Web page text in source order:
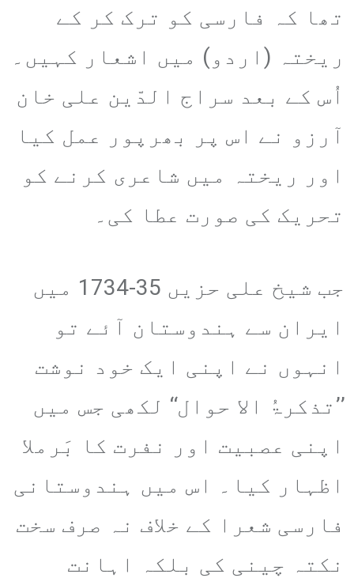
تھا کہ فارسی کو ترک کر کے
ریختہ (اردو) میں اشعار کہیں۔
اُس کے بعد سراج الدّین علی خان
آرزو نے اس پر بھرپور عمل کیا
اور ریختہ میں شاعری کرنے کو
تحریک کی صورت عطا کی۔
جب شیخ علی حزیں 35-1734 میں
ایران سے ہندوستان آئے تو
انہوں نے اپنی ایک خود نوشت
’’تذکرۃُ الا حوال‘‘ لکھی جس میں
اپنی عصبیت اور نفرت کا بَرملا
اظہار کیا۔ اس میں ہندوستانی
فارسی شعرا کے خلاف نہ صرف سخت
نکتہ چینی کی بلکہ اہانت